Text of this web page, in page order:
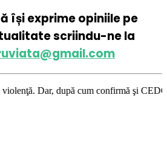
își exprime opiniile pe
scriindu-ne la
cum confirmă şi CEDO în cazul